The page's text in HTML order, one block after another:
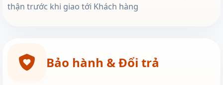
thận trước khi giao tới Khách hàng
Bảo hành & Đổi trả